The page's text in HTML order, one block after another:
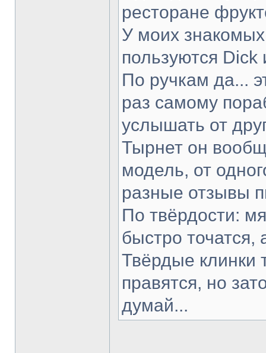
ресторане
У моих
пользуются Dick
По ручкам да...
раз самому
услышать от
Тырнет он
модель, от
разные отзывы
По твёрдости:
быстро точатся,
Твёрдые клинки
правятся, но
думай...